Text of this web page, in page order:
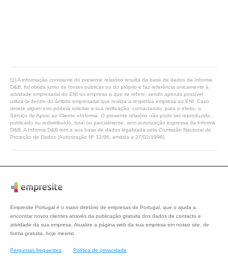
(1) A informação constante do presente relatório resulta da base de dados da Informa
D&B, foi obtida junto de fontes públicas ou do próprio e faz referência unicamente à
atividade empresarial do ENI ou empresa a que se refere, sendo apenas possível
utilizá-la dentro do âmbito empresarial que realiza a respetiva empresa ou ENI. Caso
detete algum erro poderá solicitar a sua retificação, contactando, para o efeito, o
Serviço de Apoio ao Cliente eInforma. O presente relatório não pode ser reproduzido,
publicado ou redistribuído, total ou parcialmente, sem autorização expressa da Informa
D&B. A Informa D&B tem a sua base de dados legalizada pela Comissão Nacional de
Proteção de Dados (Autorização Nº 32/96, emitida a 27/02/1996).
Empresite Portugal é o maior diretório de empresas de Portugal, que o ajuda a
encontrar novos clientes através da publicação gratuita dos dados de contacto e
atividade da sua empresa. Atualize a página web da sua empresa em nosso site, de
forma gratuita, hoje mesmo.
Perguntas frequentes Política de privacidade